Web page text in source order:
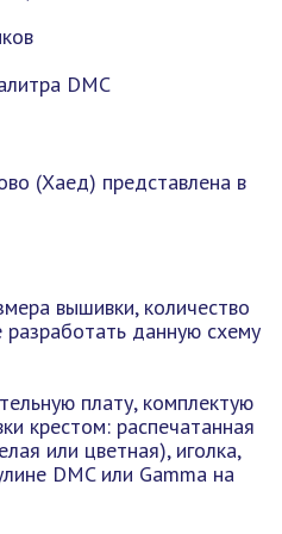
DMC
(Хаед) представлена в
вышивки, количество
данную схему
плату, комплектую
крестом: распечатанная
или цветная), иголка,
DMC или Gamma на